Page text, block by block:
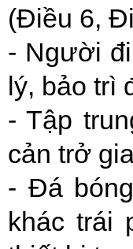
(Điều 6,
- Người
lý, bảo trì
- Tập
cản trở
- Đá
khác trái